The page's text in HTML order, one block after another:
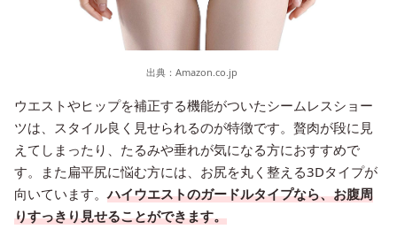
出典： Amazon.co.jp
ウエストやヒップを補正する機能がついたシームレスショー
ツは、スタイル良く見せられるのが特徴です。贅肉が段に見
えてしまったり、たるみや垂れが気になる方におすすめで
す。また扁平尻に悩む方には、お尻を丸く整える3Dタイプが
向いています。ハイウエストのガードルタイプなら、お腹周
りすっきり見せることができます。